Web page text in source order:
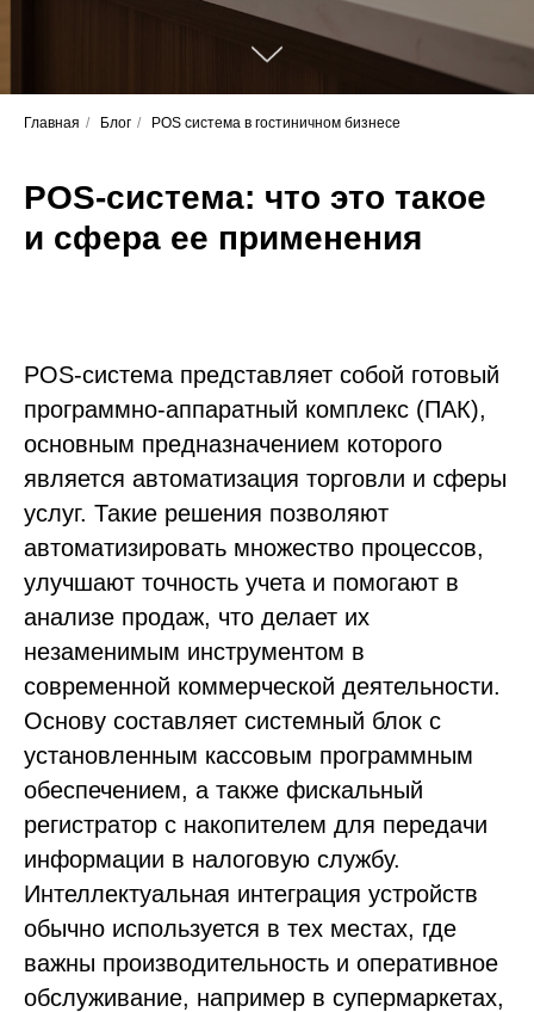
Главная / Блог / POS система в гостиничном бизнесе
POS-система: что это такое
и сфера ее применения
POS-система представляет собой готовый
программно-аппаратный комплекс (ПАК),
основным предназначением которого
является автоматизация торговли и сферы
услуг. Такие решения позволяют
автоматизировать множество процессов,
улучшают точность учета и помогают в
анализе продаж, что делает их
незаменимым инструментом в
современной коммерческой деятельности.
Основу составляет системный блок с
установленным кассовым программным
обеспечением, а также фискальный
регистратор с накопителем для передачи
информации в налоговую службу.
Интеллектуальная интеграция устройств
обычно используется в тех местах, где
важны производительность и оперативное
обслуживание, например в супермаркетах,